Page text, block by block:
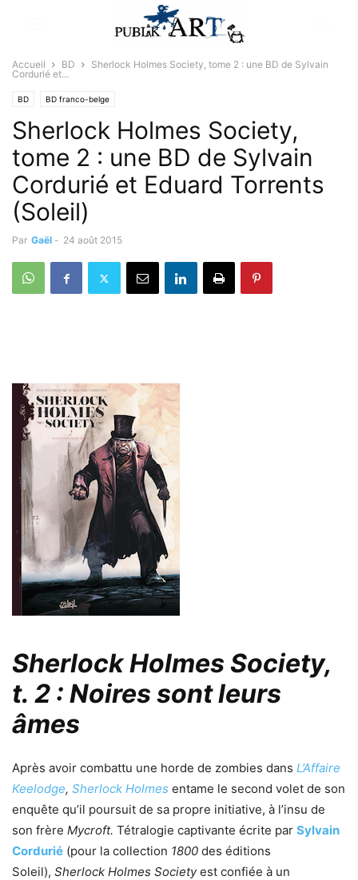
Accueil BD
Sherlock Holmes Society, tome 2 : une BD de Sylvain
Cordurié et...
BD BD franco-belge
Sherlock Holmes Society,
tome 2 : une BD de Sylvain
Cordurié et Eduard Torrents
(Soleil)
Par Gaël - 24 août 2015
Sherlock Holmes Society,
t. 2 : Noires sont leurs
âmes
Après avoir combattu une horde de zombies dans L’Affaire
Keelodge, Sherlock Holmes entame le second volet de son
enquête qu’il poursuit de sa propre initiative, à l’insu de
son frère Mycroft. Tétralogie captivante écrite par Sylvain
Cordurié (pour la collection 1800 des éditions
Soleil), Sherlock Holmes Societyest confiée à un